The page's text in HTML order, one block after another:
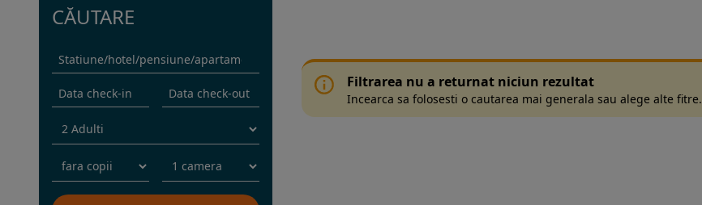
CĂUTARE
Filtrarea nu a returnat niciun rezultat
Incearca sa folosesti o cautarea mai generala sau alege alte fitre.